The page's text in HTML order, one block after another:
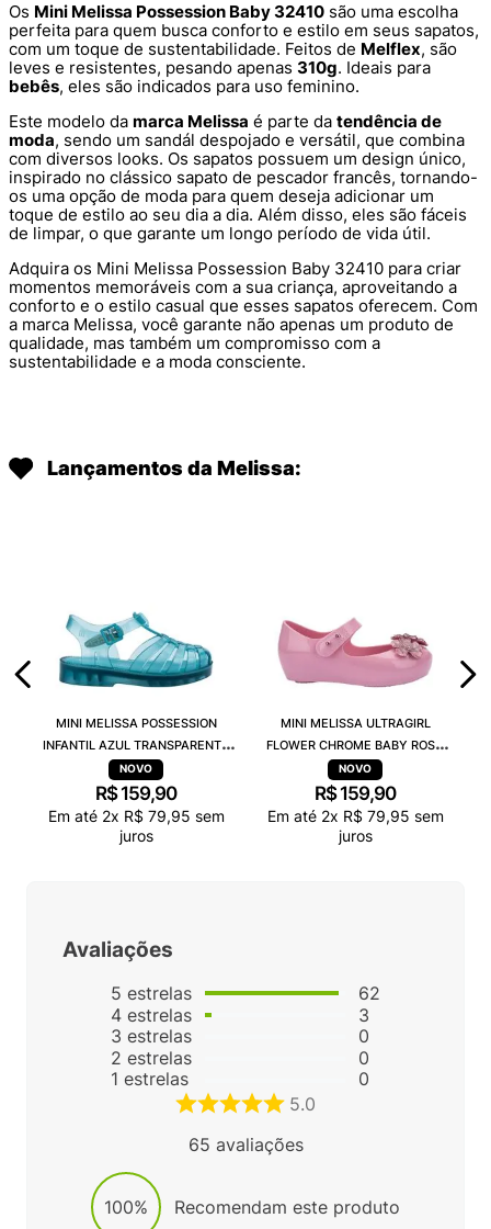
Os Mini Melissa Possession Baby 32410 são uma escolha
perfeita para quem busca conforto e estilo em seus sapatos,
com um toque de sustentabilidade. Feitos de Melflex, são
leves e resistentes, pesando apenas 310g. Ideais para
bebês, eles são indicados para uso feminino.
Este modelo da marca Melissa é parte da tendência de
moda, sendo um sandál despojado e versátil, que combina
com diversos looks. Os sapatos possuem um design único,
inspirado no clássico sapato de pescador francês, tornando-
os uma opção de moda para quem deseja adicionar um
toque de estilo ao seu dia a dia. Além disso, eles são fáceis
de limpar, o que garante um longo período de vida útil.
Adquira os Mini Melissa Possession Baby 32410 para criar
momentos memoráveis com a sua criança, aproveitando a
conforto e o estilo casual que esses sapatos oferecem. Com
a marca Melissa, você garante não apenas um produto de
qualidade, mas também um compromisso com a
sustentabilidade e a moda consciente.
Lançamentos da Melissa:
MINI MELISSA POSSESSION
INFANTIL AZUL TRANSPARENTE
32410
R$ 159,90
Em até 2x R$ 79,95 sem
juros
MINI MELISSA ULTRAGIRL
FLOWER CHROME BABY ROSA
38166
R$ 159,90
Em até 2x R$ 79,95 sem
juros
Avaliações
5 estrelas
4 estrelas
3 estrelas
2 estrelas
1 estrelas
62
3
0
0
0
5.0
65 avaliações
100% Recomendam este produto